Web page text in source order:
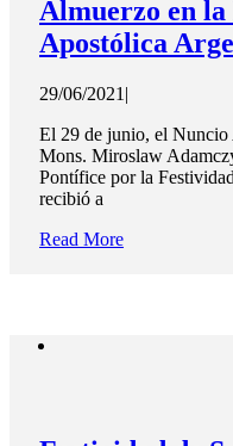
Almuerzo en
Apostólica
29/06/2021 |
El 29 de junio, el
Mons. Miroslaw
Pontífice por la
recibió a
Read More